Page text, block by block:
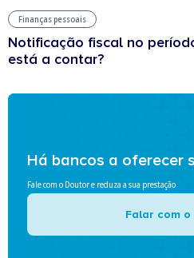
Finanças pessoais
Notificação fiscal no
está a contar?
Há bancos a oferecer
Fale com o Doutor e reduza a sua prestação
Falar com